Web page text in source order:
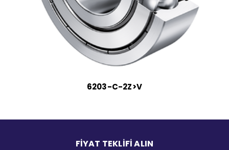
6203-C-2Z>V
FİYAT TEKLİFİ ALIN